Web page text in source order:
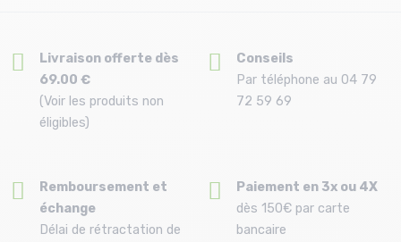
Livraison offerte dès
69.00 €
(Voir les produits non
éligibles)
Conseils
Par téléphone au 04 79
72 59 69
Remboursement et
échange
Délai de rétractation de
Paiement en 3x ou 4X
dès 150€ par carte
bancaire